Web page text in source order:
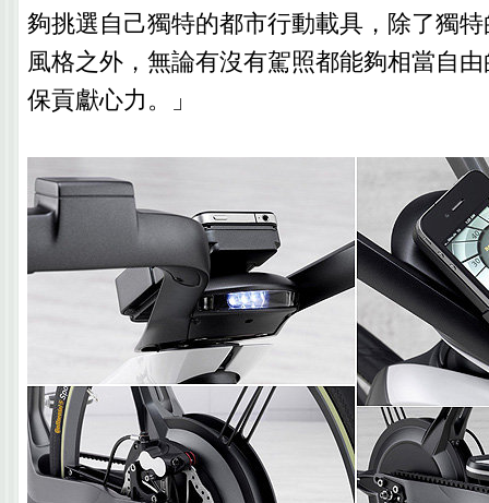
夠挑選自己獨特的都市行動載具，除了獨
風格之外，無論有沒有駕照都能夠相當自
保貢獻心力。」